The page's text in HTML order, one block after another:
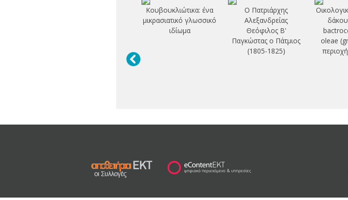
Κουβουκλιώτικα: ένα
μικρασιατικό γλωσσικό
ιδίωμα
Ο Πατριάρχης
Αλεξανδρείας
Θεόφιλος Β'
Παγκώστας ο Πάτμιος
(1805-1825)
δάκου
oleae